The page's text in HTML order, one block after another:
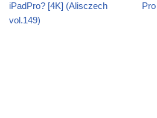
iPadPro? [4K] (Alisczech
vol.149)